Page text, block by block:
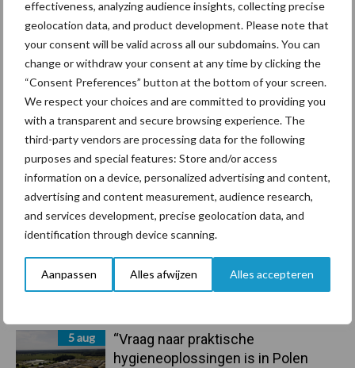
effectiveness, analyzing audience insights, collecting precise
geolocation data, and product development. Please note that
your consent will be valid across all our subdomains. You can
change or withdraw your consent at any time by clicking the
“Consent Preferences” button at the bottom of your screen.
We respect your choices and are committed to providing you
with a transparent and secure browsing experience. The
third-party vendors are processing data for the following
purposes and special features: Store and/or access
information on a device, personalized advertising and content,
advertising and content measurement, audience research,
and services development, precise geolocation data, and
identification through device scanning.
Aanpassen Alles afwijzen Alles accepteren
Primaire
Sidebar
Recent nieuws Partner nieuws
7 aug
De speenhuid: een vaak
onderschatte risicofactor voor
mastitis
6 aug
ForFarmers ziet volume en
marktaandeel groeien in krimpende
Nederlandse markt
6 aug
Tien praktische tips voor een
langere levensduur
5 aug
“Vraag naar praktische
hygieneoplossingen is in Polen